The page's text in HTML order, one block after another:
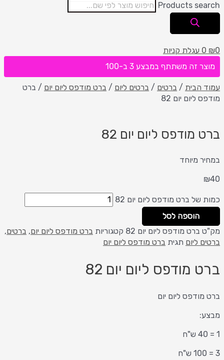
Products search
₪0
0 עגלת קניות
מוצר זה משתתף במבצע 3 ב-100
עמוד הבית / ברטים / ברטים ליום / ברט מודפס ליום יום / ברט
מודפס ליום יום 82
ברט מודפס ליום יום 82
במחיר מיוחד
₪40
כמות של ברט מודפס ליום יום 82
הוספה לסל
מק"ט ברט מודפס ליום יום 82 קטגוריות ברט מודפס ליום יום, ברטים,
ברטים ליום תגית ברט מודפס ליום יום
ברט מודפס ליום יום 82
ברט מודפס ליום יום
מבצע:
1 = 40 ש"ח
3 = 100 ש"ח